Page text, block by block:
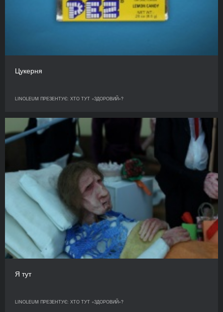
Цукерня
LINOLEUM ПРЕЗЕНТУЄ: ХТО ТУТ «ЗДОРОВИЙ»?
Я тут
LINOLEUM ПРЕЗЕНТУЄ: ХТО ТУТ «ЗДОРОВИЙ»?